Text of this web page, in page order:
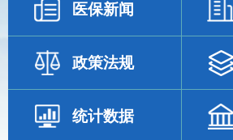
医保新闻
政策法规
统计数据